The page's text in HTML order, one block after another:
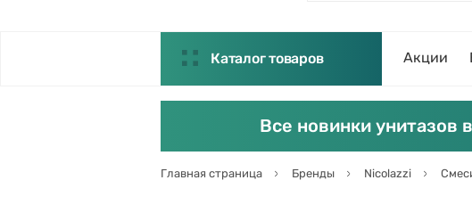
Каталог товаров Акции
Все новинки унитазов
Главная страница Бренды Nicolazzi